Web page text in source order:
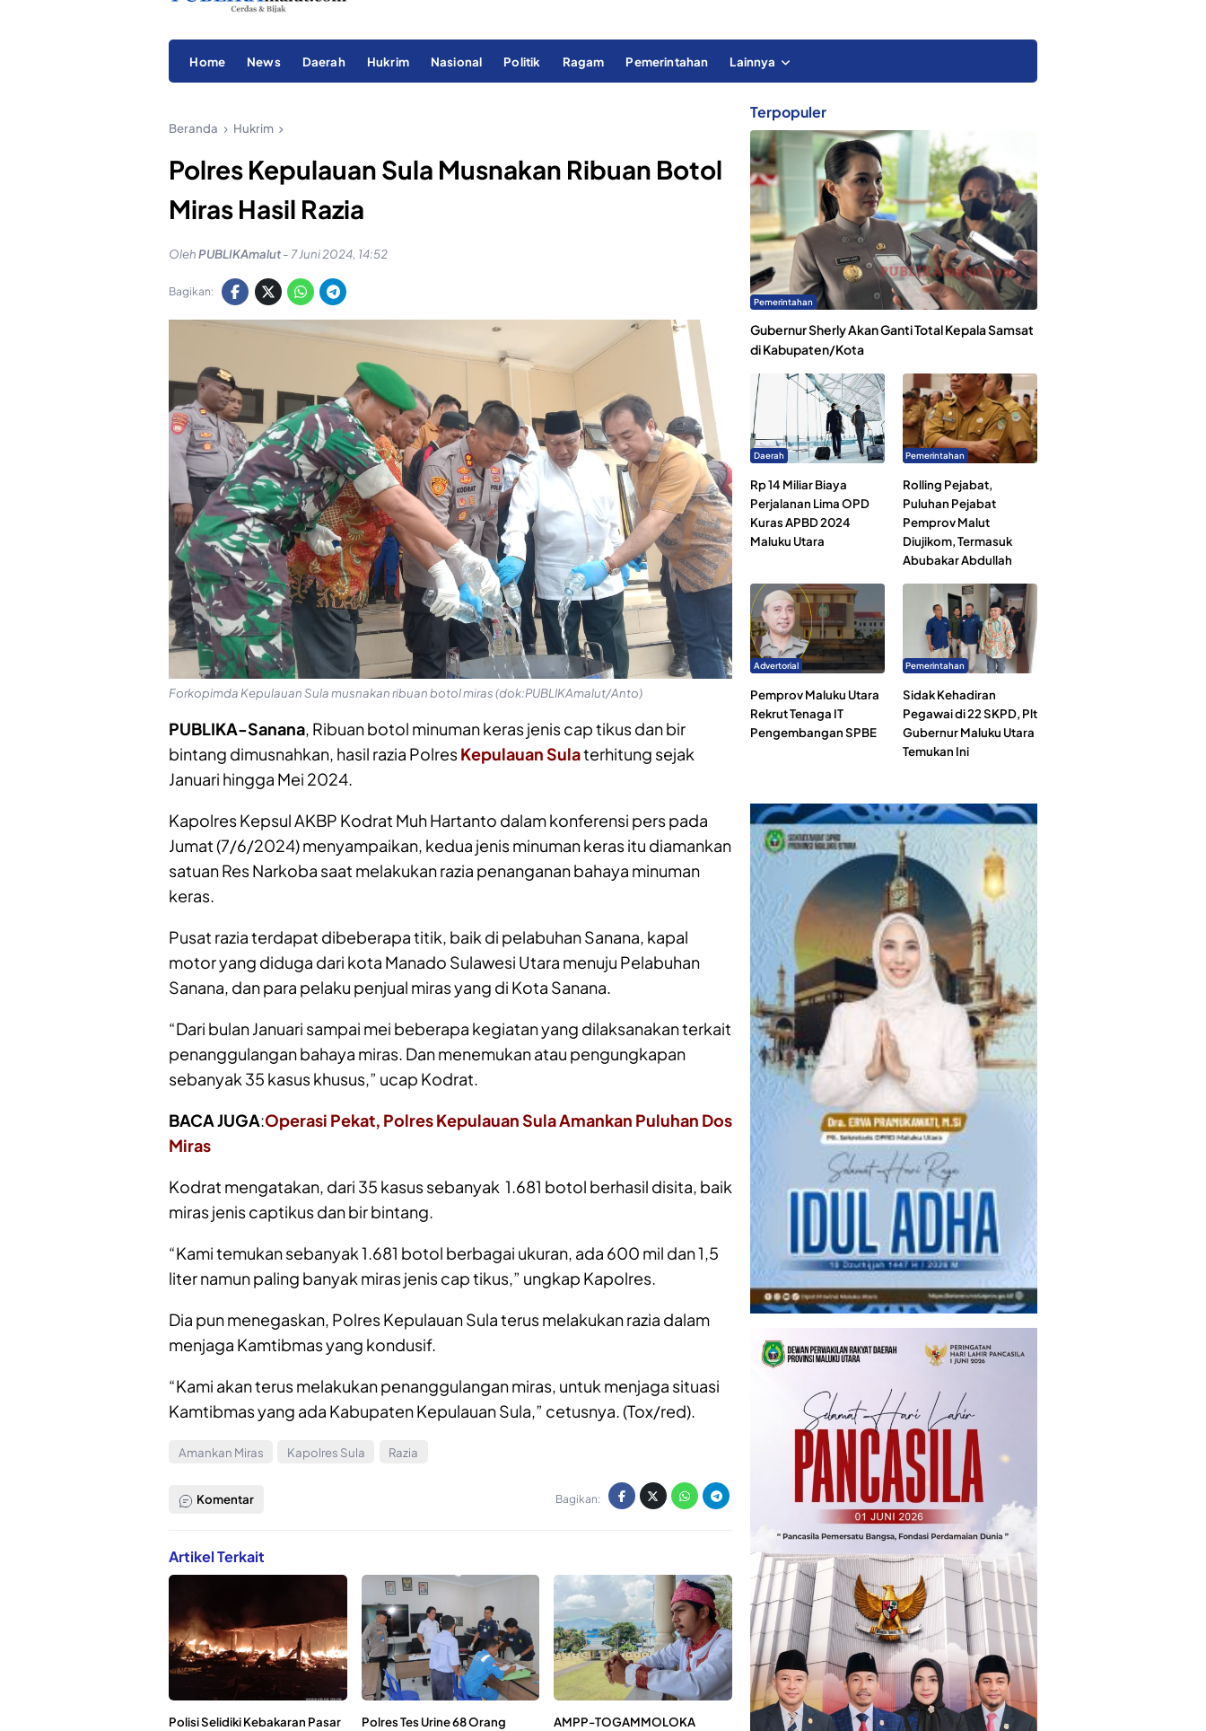
Home News Daerah Hukrim Nasional Politik Ragam Pemerintahan Lainnya
Beranda Hukrim
Polres Kepulauan Sula Musnakan Ribuan Botol
Miras Hasil Razia
OlehPUBLIKAmalut- 7 Juni 2024, 14:52
Bagikan:
Forkopimda Kepulauan Sula musnakan ribuan botol miras (dok:PUBLIKAmalut/Anto)
PUBLIKA-Sanana, Ribuan botol minuman keras jenis cap tikus dan bir
bintang dimusnahkan, hasil razia PolresKepulauan Sulaterhitung sejak
Januari hingga Mei 2024.
Kapolres Kepsul AKBP Kodrat Muh Hartanto dalam konferensi pers pada
Jumat (7/6/2024) menyampaikan, kedua jenis minuman keras itu diamankan
satuan Res Narkoba saat melakukan razia penanganan bahaya minuman
keras.
Pusat razia terdapat dibeberapa titik, baik di pelabuhan Sanana, kapal
motor yang diduga dari kota Manado Sulawesi Utara menuju Pelabuhan
Sanana, dan para pelaku penjual miras yang di Kota Sanana.
“Dari bulan Januari sampai mei beberapa kegiatan yang dilaksanakan terkait
penanggulangan bahaya miras. Dan menemukan atau pengungkapan
sebanyak 35 kasus khusus,” ucap Kodrat.
BACA JUGA:Operasi Pekat, Polres Kepulauan Sula Amankan Puluhan Dos
Miras
Kodrat mengatakan, dari 35 kasus sebanyak 1.681 botol berhasil disita, baik
miras jenis captikus dan bir bintang.
“Kami temukan sebanyak 1.681 botol berbagai ukuran, ada 600 mil dan 1,5
liter namun paling banyak miras jenis cap tikus,” ungkap Kapolres.
Dia pun menegaskan, Polres Kepulauan Sula terus melakukan razia dalam
menjaga Kamtibmas yang kondusif.
“Kami akan terus melakukan penanggulangan miras, untuk menjaga situasi
Kamtibmas yang ada Kabupaten Kepulauan Sula,” cetusnya. (Tox/red).
Amankan Miras Kapolres Sula Razia
Komentar Bagikan:
Artikel Terkait
Polisi Selidiki Kebakaran Pasar
Polres Tes Urine 68 Orang
AMPP-TOGAMMOLOKA
Terpopuler
Pemerintahan
Gubernur Sherly Akan Ganti Total Kepala Samsat
di Kabupaten/Kota
Daerah
Rp 14 Miliar Biaya
Perjalanan Lima OPD
Kuras APBD 2024
Maluku Utara
Pemerintahan
Rolling Pejabat,
Puluhan Pejabat
Pemprov Malut
Diujikom, Termasuk
Abubakar Abdullah
Advertorial
Pemprov Maluku Utara
Rekrut Tenaga IT
Pengembangan SPBE
Pemerintahan
Sidak Kehadiran
Pegawai di 22 SKPD, Plt
Gubernur Maluku Utara
Temukan Ini